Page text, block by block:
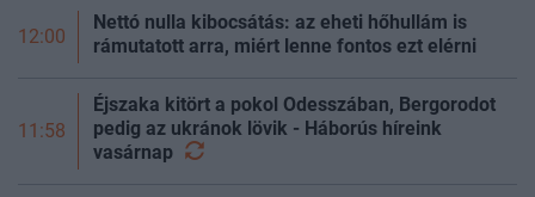
12:00
Nettó nulla kibocsátás: az eheti hőhullám is
rámutatott arra, miért lenne fontos ezt elérni
11:58
Éjszaka kitört a pokol Odesszában, Bergorodot
pedig az ukránok lövik - Háborús híreink
vasárnap